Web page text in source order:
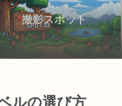
撮影スポット
ルの選び方